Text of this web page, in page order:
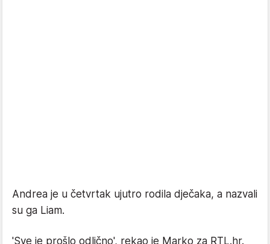
Andrea je u četvrtak ujutro rodila dječaka, a nazvali
su ga Liam.
'Sve je prošlo odlično', rekao je Marko za RTL.hr.